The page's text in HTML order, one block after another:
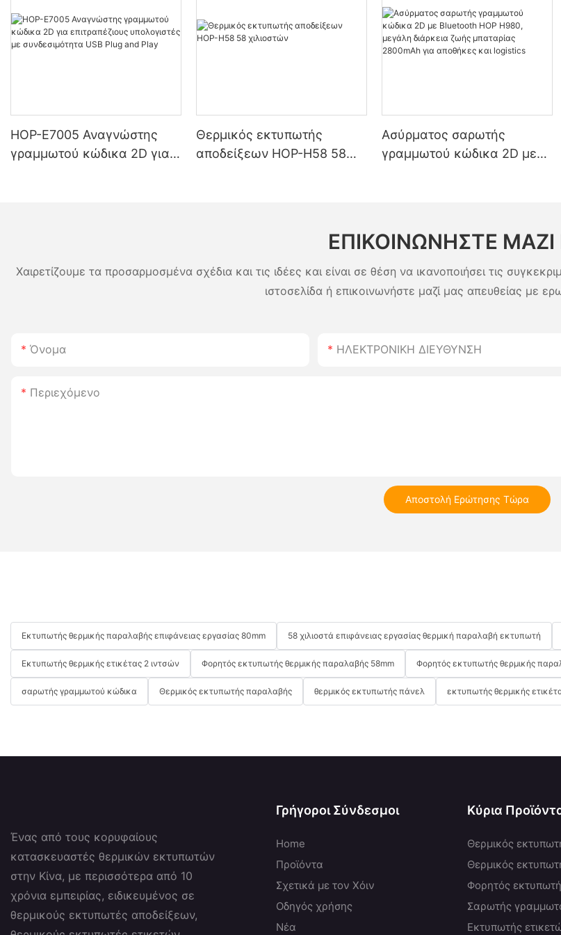
HOP-E7005 Αναγνώστης
γραμμωτού κώδικα 2D για
Θερμικός εκτυπωτής
αποδείξεων HOP-H58 58
Ασύρματος σαρωτής
γραμμωτού κώδικα 2D με
ΕΠΙΚΟΙΝΩΝΉΣΤΕ
Χαιρετίζουμε τα προσαρμοσμένα σχέδια και τις ιδέες και είναι σε θέση να ικανοποιήσει τις
ιστοσελίδα ή επικοινωνήστε μαζί μας απευθείας με
Όνομα ΗΛΕΚΤΡΟΝΙΚΗ ΔΙΕΥΘΥΝΣΗ
Περιεχόμενο
Αποστολή Ερώτησης Τώρα
Εκτυπωτής θερμικής παραλαβής επιφάνειας εργασίας 80mm 58 χιλιοστά επιφάνειας εργασίας θερμική παραλαβή εκτυπωτή
Εκτυπωτής θερμικής ετικέτας 2 ιντσών Φορητός εκτυπωτής θερμικής παραλαβής 58mm Φορητός εκτυπωτής θερμικής
σαρωτής γραμμωτού κώδικα Θερμικός εκτυπωτής παραλαβής θερμικός εκτυπωτής πάνελ εκτυπωτής θερμικής
Ένας από τους κορυφαίους
κατασκευαστές θερμικών εκτυπωτών
στην Κίνα, με περισσότερα από 10
χρόνια εμπειρίας, ειδικευμένος σε
θερμικούς εκτυπωτές αποδείξεων,
Γρήγοροι Σύνδεσμοι
Home
Προϊόντα
Σχετικά με τον Χόιν
Οδηγός χρήσης
Νέα
Κύρια
Θερμικός
Θερμικός
Φορητός
Σαρωτής
Εκτυπωτής